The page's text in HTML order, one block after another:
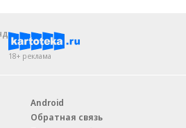
07.08.2026
В ДОМ.РФ рассказали, как
крупным компаниям
реализовывать ESG-стратегию